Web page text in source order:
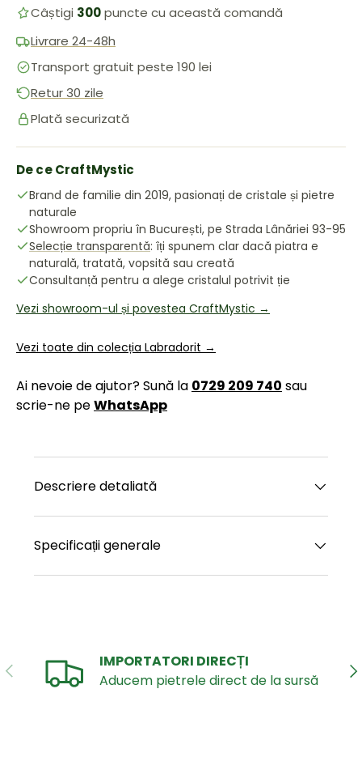
Câștigi 300puncte cu această comandă
Livrare 24-48h
Transport gratuit peste 190 lei
Retur 30 zile
Plată securizată
De ce CraftMystic
Brand de familie din 2019, pasionați de cristale și pietre
naturale
Showroom propriu în București, pe Strada Lânăriei 93-95
Selecție transparentă: îți spunem clar dacă piatra e
naturală, tratată, vopsită sau creată
Consultanță pentru a alege cristalul potrivit ție
Vezi showroom-ul și povestea CraftMystic →
Vezi toate din colecția Labradorit →
Ai nevoie de ajutor? Sună la 0729 209 740 sau
scrie-ne peWhatsApp
Descriere detaliată
Specificații generale
ANTERIOR
IMPORTATORI DIRECȚI
Aducem pietrele direct de la sursă